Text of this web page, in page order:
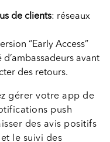
de clients: réseaux
“Early Access”
avant
des retours.
gérer votre app de
push
des avis positifs
le suivi des